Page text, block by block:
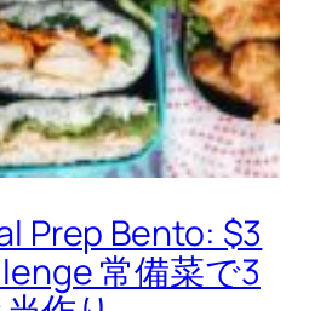
Prep Bento: $3
常備菜で3